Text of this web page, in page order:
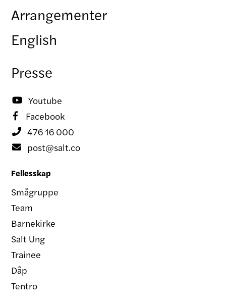
Arrangementer
English
Presse
 Youtube
 Facebook
 476 16 000
 post@salt.co
Fellesskap
Smågruppe
Team
Barnekirke
Salt Ung
Trainee
Dåp
Tentro